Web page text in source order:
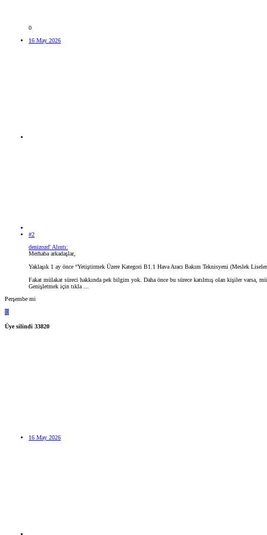
0
16 May 2026
#2
denizozd' Alıntı:
Merhaba arkadaşlar,
Yaklaşık 1 ay önce “Yetiştirmek Üzere Kategori B1.1 Hava Aracı Bakım Teknisyeni (Meslek
Fakat mülakat süreci hakkında pek bilgim yok. Daha önce bu sürece katılmış olan kişiler varsa,
Genişletmek için tıkla ...
Perşembe mi
Ü
Üye silindi 33820
16 May 2026